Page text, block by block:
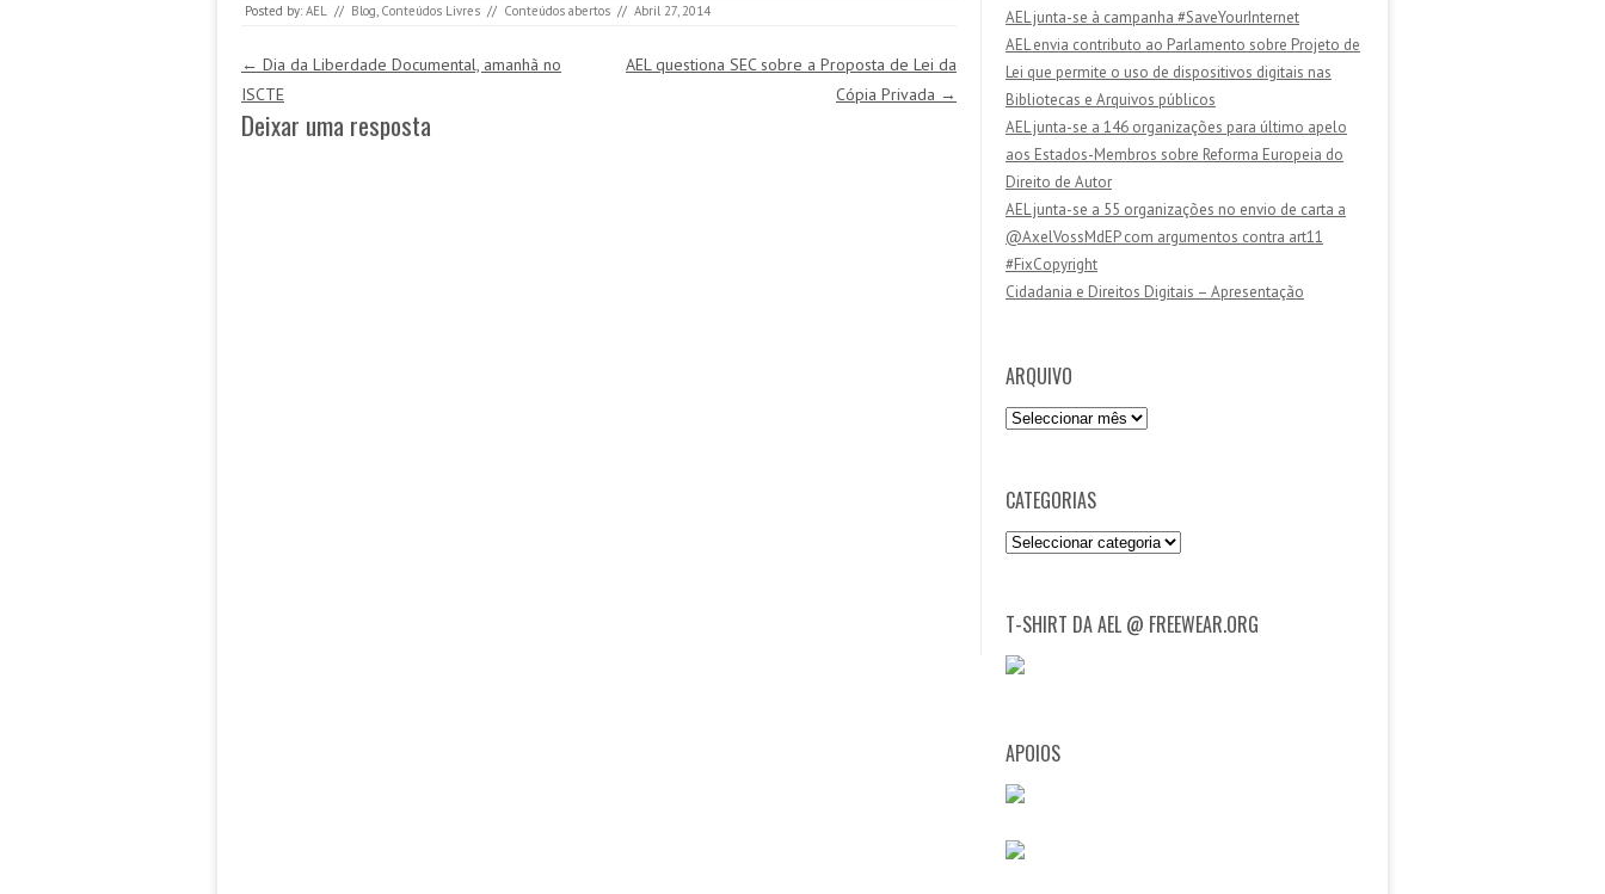
Posted by: AEL // Blog, Conteúdos Livres // Conteúdos abertos // Abril 27, 2014
Post navigation
← Dia da Liberdade Documental, amanhã no
ISCTE
AEL questiona SEC sobre a Proposta de Lei da
Cópia Privada →
Deixar uma resposta
d
e
e
m
a
i
l
AEL junta-se à campanha #SaveYourInternet
AEL envia contributo ao Parlamento sobre Projeto de
Lei que permite o uso de dispositivos digitais nas
Bibliotecas e Arquivos públicos
AEL junta-se a 146 organizações para último apelo
aos Estados-Membros sobre Reforma Europeia do
Direito de Autor
AEL junta-se a 55 organizações no envio de carta a
@AxelVossMdEP com argumentos contra art11
#FixCopyright
Cidadania e Direitos Digitais – Apresentação
ARQUIVO
Arquivo
CATEGORIAS
Categorias
T-SHIRT DA AEL @ FREEWEAR.ORG
APOIOS